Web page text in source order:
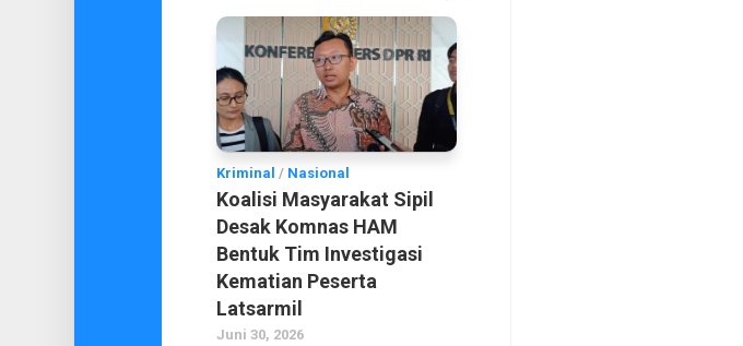
Kriminal / Nasional
Koalisi Masyarakat Sipil
Desak Komnas HAM
Bentuk Tim Investigasi
Kematian Peserta
Latsarmil
Juni 30, 2026